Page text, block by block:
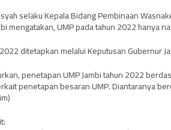
selaku Kepala Bidang Pembinaan
mengatakan, UMP pada tahun 2022 hanya
ditetapkan melalui Keputusan Gubernur
penetapan UMP Jambi tahun 2022
penetapan besaran UMP. Diantaranya